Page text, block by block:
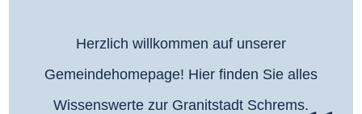
Herzlich willkommen auf unserer
Gemeindehomepage! Hier finden Sie alles
Wissenswerte zur Granitstadt Schrems.